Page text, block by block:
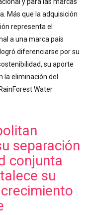
y para las marcas
Más que la adquisición
representa el
a una marca país
diferenciarse por su
su aporte
la eliminación del
Water
separación
conjunta
su